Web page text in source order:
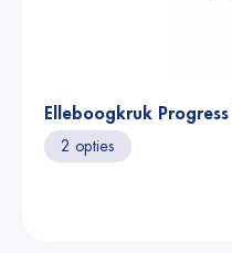
Elleboogkruk
2 opties